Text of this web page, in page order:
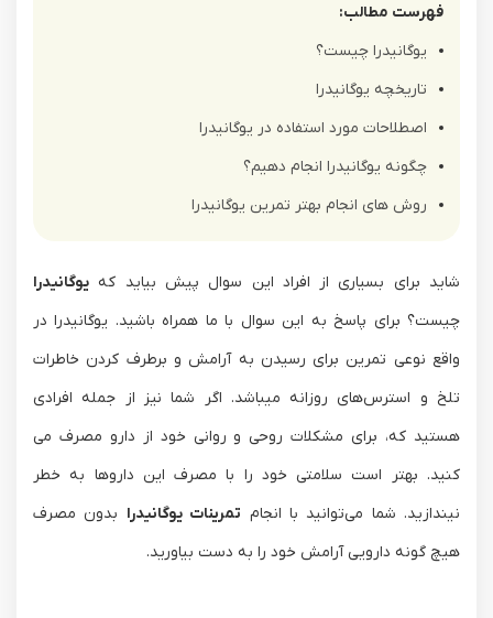
فهرست مطالب:
یوگانیدرا چیست؟
تاریخچه یوگانیدرا
اصطلاحات مورد استفاده در یوگانیدرا
چگونه یوگانیدرا انجام دهیم؟
روش های انجام بهتر تمرین یوگانیدرا
شاید برای بسیاری از افراد این سوال پیش بیاید که یوگانیدرا
چیست؟ برای پاسخ به این سوال با ما همراه باشید. یوگانیدرا در
واقع نوعی تمرین برای رسیدن به آرامش و برطرف کردن خاطرات
تلخ و استرس‌های روزانه میباشد. اگر شما نیز از جمله افرادی
هستید که، برای مشکلات روحی و روانی خود از دارو مصرف می
کنید. بهتر است سلامتی خود را با مصرف این داروها به خطر
نیندازید. شما می‌توانید با انجام تمرینات یوگانیدرا بدون مصرف
هیچ گونه دارویی آرامش خود را به دست بیاورید.